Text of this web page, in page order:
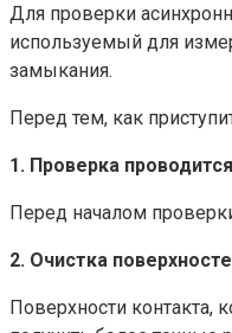
Для проверки
используемый для
замыкания.
Перед тем, как
1. Проверка
Перед началом
2. Очистка
Поверхности контакта,